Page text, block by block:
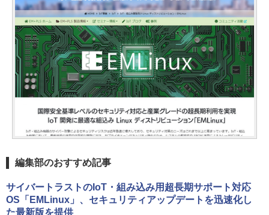
編集部のおすすめ記事
サイバートラストのIoT・組み込み用超長期サポート対応
OS「EMLinux」、セキュリティアップデートを迅速化し
た最新版を提供